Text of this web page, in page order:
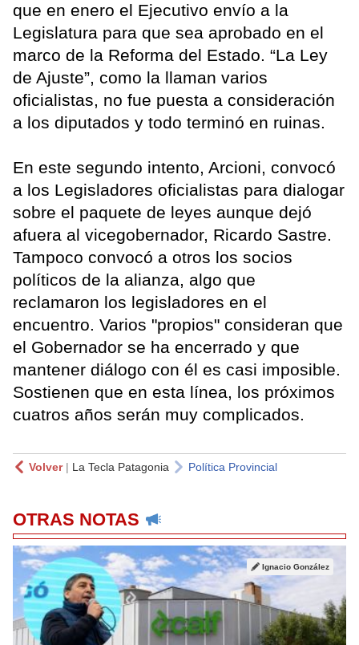
que en enero el Ejecutivo envío a la
Legislatura para que sea aprobado en el
marco de la Reforma del Estado. “La Ley
de Ajuste”, como la llaman varios
oficialistas, no fue puesta a consideración
a los diputados y todo terminó en ruinas.
En este segundo intento, Arcioni, convocó
a los Legisladores oficialistas para dialogar
sobre el paquete de leyes aunque dejó
afuera al vicegobernador, Ricardo Sastre.
Tampoco convocó a otros los socios
políticos de la alianza, algo que
reclamaron los legisladores en el
encuentro. Varios "propios" consideran que
el Gobernador se ha encerrado y que
mantener diálogo con él es casi imposible.
Sostienen que en esta línea, los próximos
cuatros años serán muy complicados.
Volver| La Tecla Patagonia Política Provincial
OTRAS NOTAS
Ignacio González